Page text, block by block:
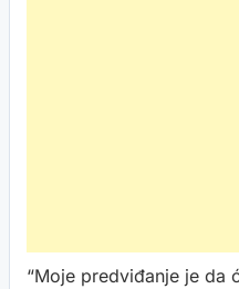
“Moje predviđanje je da